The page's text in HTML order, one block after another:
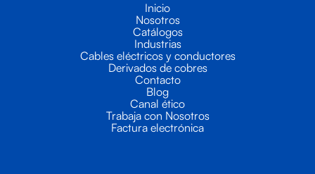
Inicio
Nosotros
Catálogos
Industrias
Cables eléctricos y conductores
Derivados de cobres
Contacto
Blog
Canal ético
Trabaja con Nosotros
Factura electrónica